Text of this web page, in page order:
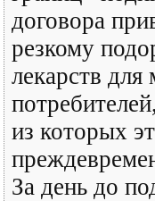
договора
резкому
лекарств для
из которых
За день до